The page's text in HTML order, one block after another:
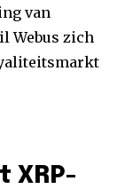
van
Webus zich
XRP-